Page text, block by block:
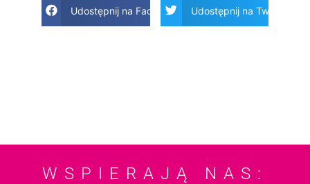
Udostępnij na Facebook Udostępnij na Twitter
WSPIERAJĄ NAS: